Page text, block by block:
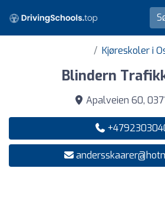
Kjøreskoler i
Blindern
Apalveien 60,